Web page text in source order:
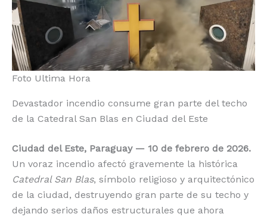
p
k
Foto Ultima Hora
Devastador incendio consume gran parte del techo
de la Catedral San Blas en Ciudad del Este
Ciudad del Este, Paraguay — 10 de febrero de 2026.
Un voraz incendio afectó gravemente la histórica
Catedral San Blas, símbolo religioso y arquitectónico
de la ciudad, destruyendo gran parte de su techo y
dejando serios daños estructurales que ahora